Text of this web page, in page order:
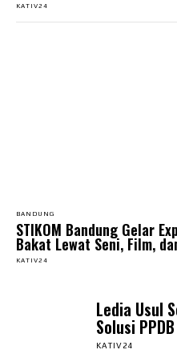
KATIV24
BANDUNG
STIKOM Bandung Gelar
Bakat Lewat Seni, Film,
KATIV24
Ledia Usul
Solusi
KATIV24